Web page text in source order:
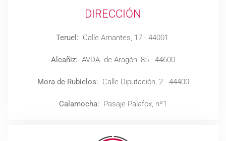
DIRECCIÓN
Teruel: Calle Amantes, 17 - 44001
Alcañiz: AVDA. de Aragón, 85 - 44600
Mora de Rubielos: Calle Diputación, 2 - 44400
Calamocha: Pasaje Palafox, nº1